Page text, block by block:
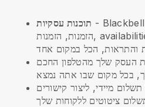
תוכנות עסקיות - Blackbell מאפשר לך לנהל שירותים,
הזמנות, הזמנות, availabilities, צוות העסק שלך,
העסק שלך מהטלפון החכם
מיידי, ליצור קישורים